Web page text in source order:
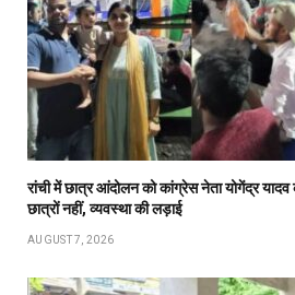
रांची में छात्र आंदोलन को कांग्रेस नेता योगेंद्र
छात्रों नहीं, व्यवस्था की लड़ाई
AUGUST 7, 2026